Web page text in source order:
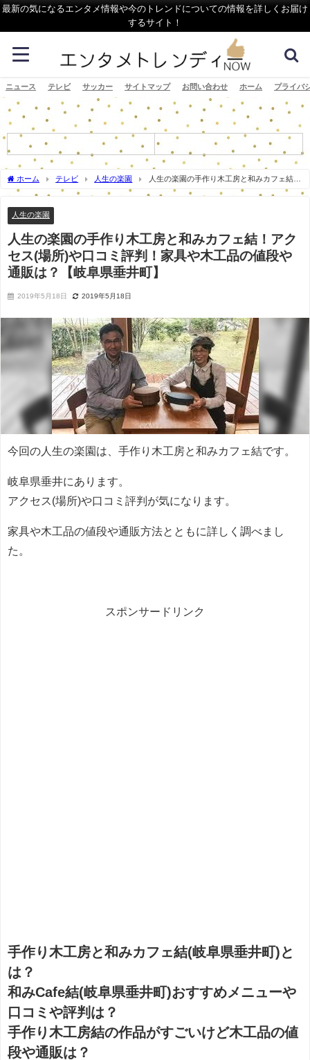
最新の気になるエンタメ情報や今のトレンドについての情報を詳しくお届け
するサイト！
ニュース テレビ サッカー サイトマップ お問い合わせ ホーム プライバ
ホーム テレビ 人生の楽園
人生の楽園の手作り木工房と和みカフェ結！
アクセス(場所)や口コミ評判！家具や木工品の値段や通販は？【岐阜県垂井町】
人生の楽園
人生の楽園の手作り木工房と和みカフェ結！アク
セス(場所)や口コミ評判！家具や木工品の値段や
通販は？【岐阜県垂井町】
2019年5月18日 2019年5月18日
今回の人生の楽園は、手作り木工房と和みカフェ結です。
岐阜県垂井にあります。
アクセス(場所)や口コミ評判が気になります。
家具や木工品の値段や通販方法とともに詳しく調べまし
た。
スポンサードリンク
手作り木工房と和みカフェ結(岐阜県垂井町)と
は？
和みCafe結(岐阜県垂井町)おすすめメニューや
口コミや評判は？
手作り木工房結の作品がすごいけど木工品の値
段や通販は？